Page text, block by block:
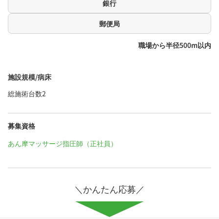
銀行
郵便局
職場から半径500m以内
施設規模/病床
総施術台数2
募集資格
あん摩マッサージ指圧師（正社員）
＼かんたん応募／